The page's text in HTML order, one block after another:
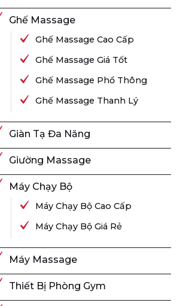
Ghế Massage
Ghế Massage Cao Cấp
Ghế Massage Giá Tốt
Ghế Massage Phổ Thông
Ghế Massage Thanh Lý
Giàn Tạ Đa Năng
Giường Massage
Máy Chạy Bộ
Máy Chạy Bộ Cao Cấp
Máy Chạy Bộ Giá Rẻ
Máy Massage
Thiết Bị Phòng Gym